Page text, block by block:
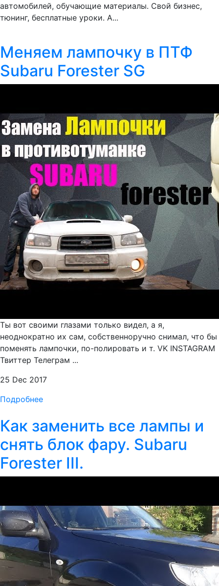
автомобилей, обучающие материалы. Свой бизнес,
тюнинг, бесплатные уроки. А...
Меняем лампочку в ПТФ
Subaru Forester SG
Ты вот своими глазами только видел, а я,
неоднократно их сам, собственноручно снимал, что бы
поменять лампочки, по-полировать и т. VK INSTAGRAM
Твиттер Телеграм ...
25 Dec 2017
Подробнее
Как заменить все лампы и
снять блок фару. Subaru
Forester III.